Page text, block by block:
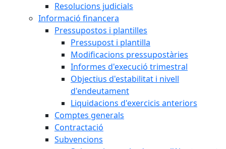
Resolucions judicials
Informació financera
Pressupostos i plantilles
Pressupost i plantilla
Modificacions pressupostàries
Informes d'execució trimestral
Objectius d'estabilitat i nivell
d'endeutament
Liquidacions d'exercicis anteriors
Comptes generals
Contractació
Subvencions